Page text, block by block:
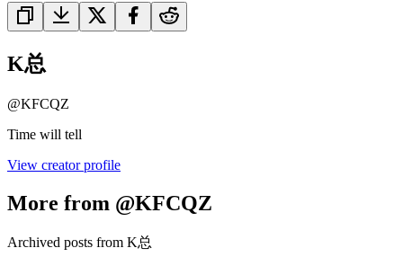
K总
@KFCQZ
Time will tell
View creator profile
More from @KFCQZ
Archived posts from K总